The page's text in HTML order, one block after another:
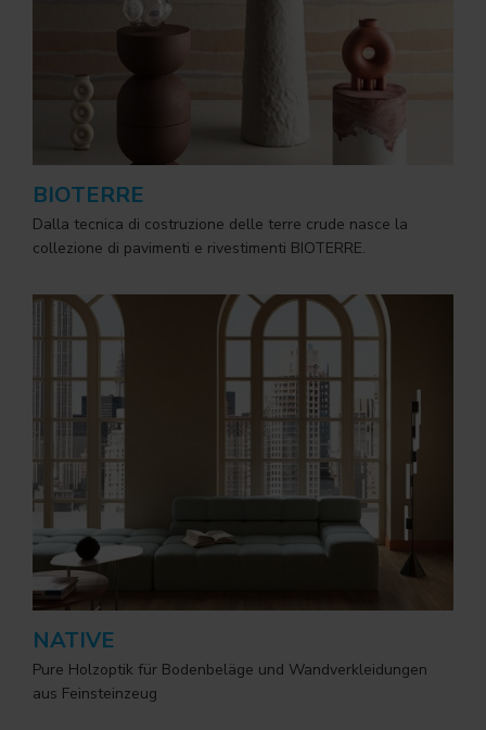
BIOTERRE
Dalla tecnica di costruzione delle terre crude nasce la
collezione di pavimenti e rivestimenti BIOTERRE.
NATIVE
Pure Holzoptik für Bodenbeläge und Wandverkleidungen
aus Feinsteinzeug